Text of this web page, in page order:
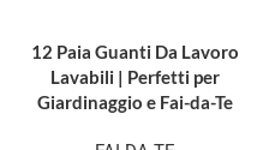
12 Paia Guanti Da Lavoro
Lavabili | Perfetti per
Giardinaggio e Fai-da-Te